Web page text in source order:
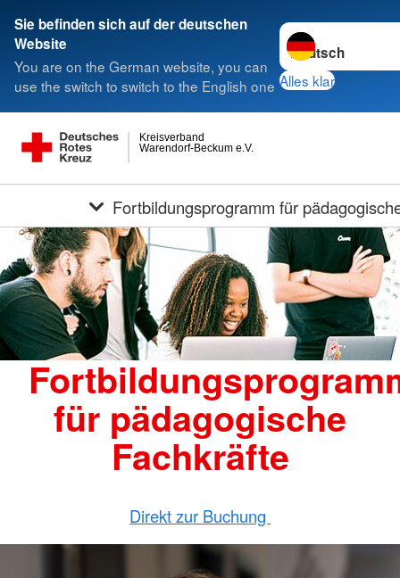
Sie befinden sich auf der deutschen
Website
You are on the German website, you can
use the switch to switch to the English one
Sprache wechseln
Alles klar
Warendorf-Beckum e.V.
Kreisverband
Fortbildungsprogramm für
für pädagogische
Fachkräfte
Direkt zur Buchung